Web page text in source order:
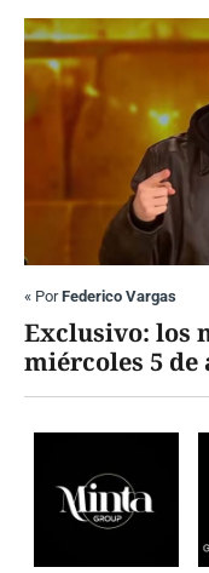
« PorFederico Vargas
Exclusivo: los
miércoles 5 de